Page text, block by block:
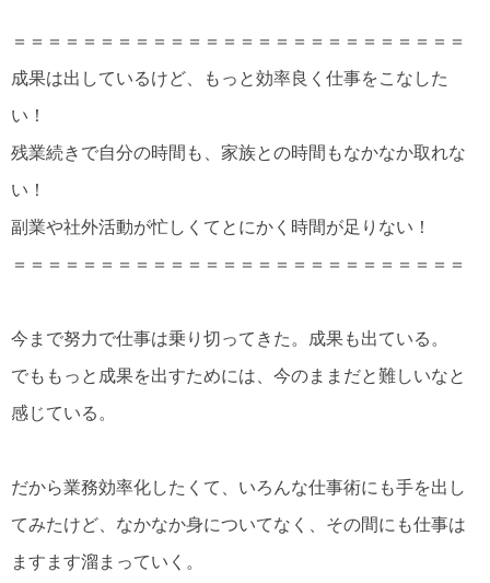
＝＝＝＝＝＝＝＝＝＝＝＝＝＝＝＝＝＝＝＝＝＝＝＝＝＝
成果は出しているけど、もっと効率良く仕事をこなした
い！
残業続きで自分の時間も、家族との時間もなかなか取れな
い！
副業や社外活動が忙しくてとにかく時間が足りない！
＝＝＝＝＝＝＝＝＝＝＝＝＝＝＝＝＝＝＝＝＝＝＝＝＝＝
今まで努力で仕事は乗り切ってきた。成果も出ている。
でももっと成果を出すためには、今のままだと難しいなと
感じている。
だから業務効率化したくて、いろんな仕事術にも手を出し
てみたけど、なかなか身についてなく、その間にも仕事は
ますます溜まっていく。